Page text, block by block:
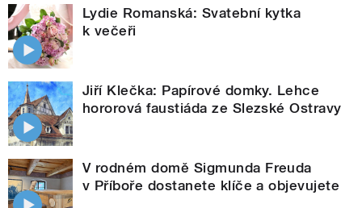
Lydie Romanská: Svatební kytka
k večeři
Jiří Klečka: Papírové domky. Lehce
hororová faustiáda ze Slezské Ostravy
V rodném domě Sigmunda Freuda
v Příboře dostanete klíče a objevujete